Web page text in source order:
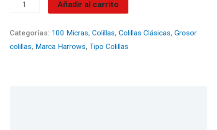
Añadir al carrito
Categorías: 100 Micras, Colillas, Colillas Clásicas, Grosor
colillas, Marca Harrows, Tipo Colillas